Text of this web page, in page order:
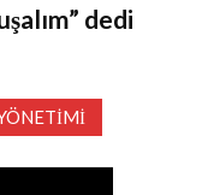
dedi